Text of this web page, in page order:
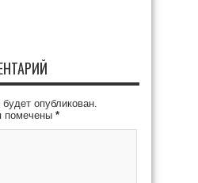
опубликован.
помечены *